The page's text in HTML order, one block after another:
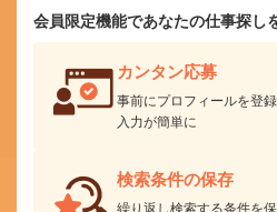
会員限定機能であなたの仕事探し
カンタン応募
事前にプロフィールを登
入力が簡単に
検索条件の保存